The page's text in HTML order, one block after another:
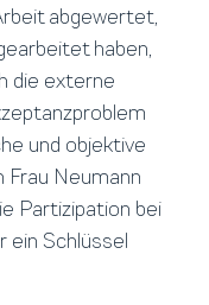
abgewertet,
haben,
die externe
und objektive
Frau Neumann
Partizipation bei
ein Schlüssel